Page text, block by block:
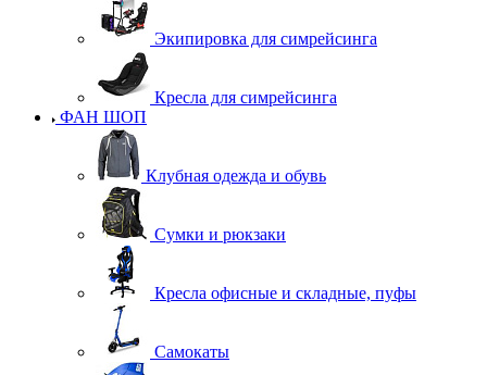
Экипировка для симрейсинга
Кресла для симрейсинга
ФАН ШОП
Клубная одежда и обувь
Сумки и рюкзаки
Кресла офисные и складные, пуфы
Самокаты